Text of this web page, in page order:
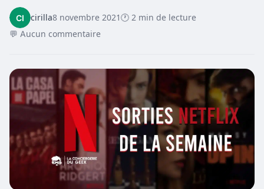
cirilla8 novembre 2021🕐 2 min de lecture
💬 Aucun commentaire